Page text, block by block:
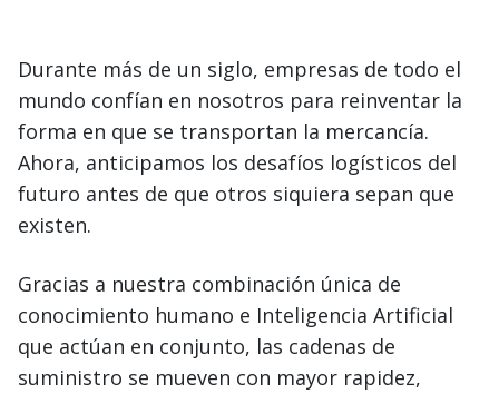
Durante más de un siglo, empresas de todo el
mundo confían en nosotros para reinventar la
forma en que se transportan la mercancía.
Ahora, anticipamos los desafíos logísticos del
futuro antes de que otros siquiera sepan que
existen.
Gracias a nuestra combinación única de
conocimiento humano e Inteligencia Artificial
que actúan en conjunto, las cadenas de
suministro se mueven con mayor rapidez,